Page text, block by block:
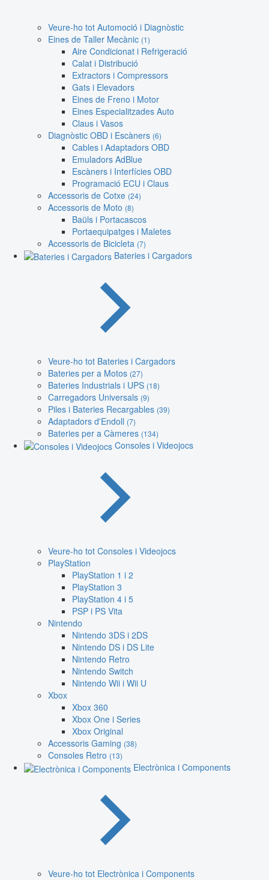
Veure-ho tot Automoció i Diagnòstic
Eines de Taller Mecànic (1)
Aire Condicionat i Refrigeració
Calat i Distribució
Extractors i Compressors
Gats i Elevadors
Eines de Freno i Motor
Eines Especialitzades Auto
Claus i Vasos
Diagnòstic OBD i Escàners (6)
Cables i Adaptadors OBD
Emuladors AdBlue
Escàners i Interfícies OBD
Programació ECU i Claus
Accessoris de Cotxe (24)
Accessoris de Moto (8)
Baüls i Portacascos
Portaequipatges i Maletes
Accessoris de Bicicleta (7)
Bateries i Cargadors
Veure-ho tot Bateries i Cargadors
Bateries per a Motos (27)
Bateries Industrials i UPS (18)
Carregadors Universals (9)
Piles i Bateries Recargables (39)
Adaptadors d'Endoll (7)
Bateries per a Càmeres (134)
Consoles i Videojocs
Veure-ho tot Consoles i Videojocs
PlayStation
PlayStation 1 i 2
PlayStation 3
PlayStation 4 i 5
PSP i PS Vita
Nintendo
Nintendo 3DS i 2DS
Nintendo DS i DS Lite
Nintendo Retro
Nintendo Switch
Nintendo Wii i Wii U
Xbox
Xbox 360
Xbox One i Series
Xbox Original
Accessoris Gaming (38)
Consoles Retro (13)
Electrònica i Components
Veure-ho tot Electrònica i Components